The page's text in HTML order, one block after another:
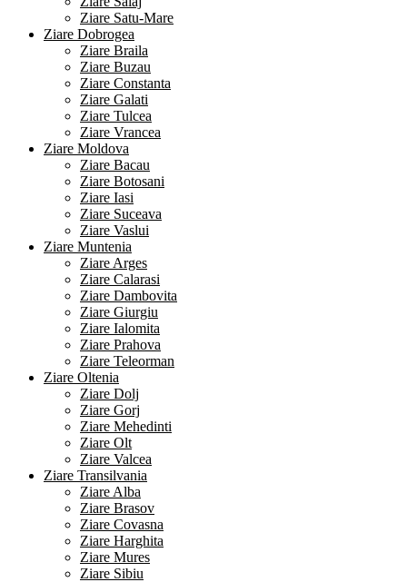
Ziare Satu-Mare
Ziare Dobrogea
Ziare Braila
Ziare Buzau
Ziare Constanta
Ziare Galati
Ziare Tulcea
Ziare Vrancea
Ziare Moldova
Ziare Bacau
Ziare Botosani
Ziare Iasi
Ziare Suceava
Ziare Vaslui
Ziare Muntenia
Ziare Arges
Ziare Calarasi
Ziare Dambovita
Ziare Giurgiu
Ziare Ialomita
Ziare Prahova
Ziare Teleorman
Ziare Oltenia
Ziare Dolj
Ziare Gorj
Ziare Mehedinti
Ziare Olt
Ziare Valcea
Ziare Transilvania
Ziare Alba
Ziare Brasov
Ziare Covasna
Ziare Harghita
Ziare Mures
Ziare Sibiu